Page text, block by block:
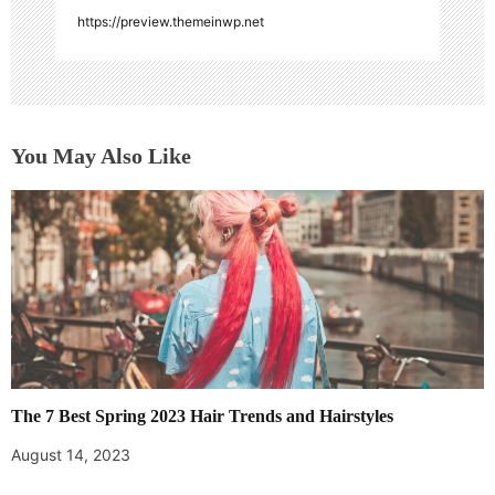
https://preview.themeinwp.net
You May Also Like
The 7 Best Spring 2023 Hair Trends and Hairstyles
August 14, 2023